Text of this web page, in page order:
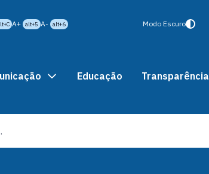
A+ alt+5 A- alt+6 Modo Escuro
Educação Transparência